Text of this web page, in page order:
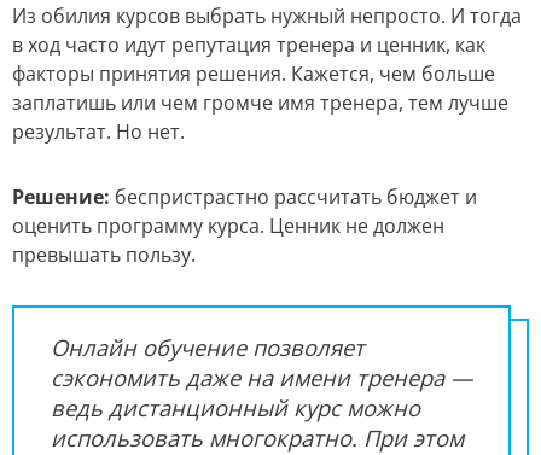
Из обилия курсов выбрать нужный непросто. И тогда
в ход часто идут репутация тренера и ценник, как
факторы принятия решения. Кажется, чем больше
заплатишь или чем громче имя тренера, тем лучше
результат. Но нет.
Решение: беспристрастно рассчитать бюджет и
оценить программу курса. Ценник не должен
превышать пользу.
Онлайн обучение позволяет
сэкономить даже на имени тренера —
ведь дистанционный курс можно
использовать многократно. При этом